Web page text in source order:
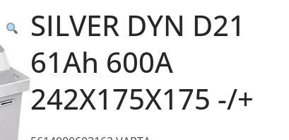
SILVER DYN D21
61Ah 600A
242X175X175 -/+